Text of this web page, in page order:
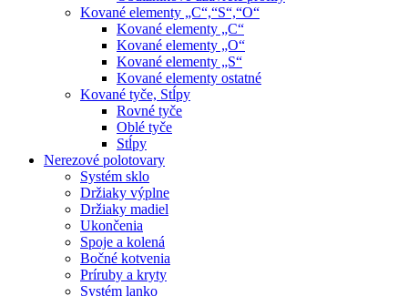
Kované elementy „C“,“S“,“O“
Kované elementy „C“
Kované elementy „O“
Kované elementy „S“
Kované elementy ostatné
Kované tyče, Stĺpy
Rovné tyče
Oblé tyče
Stĺpy
Nerezové polotovary
Systém sklo
Držiaky výplne
Držiaky madiel
Ukončenia
Spoje a kolená
Bočné kotvenia
Príruby a kryty
Systém lanko